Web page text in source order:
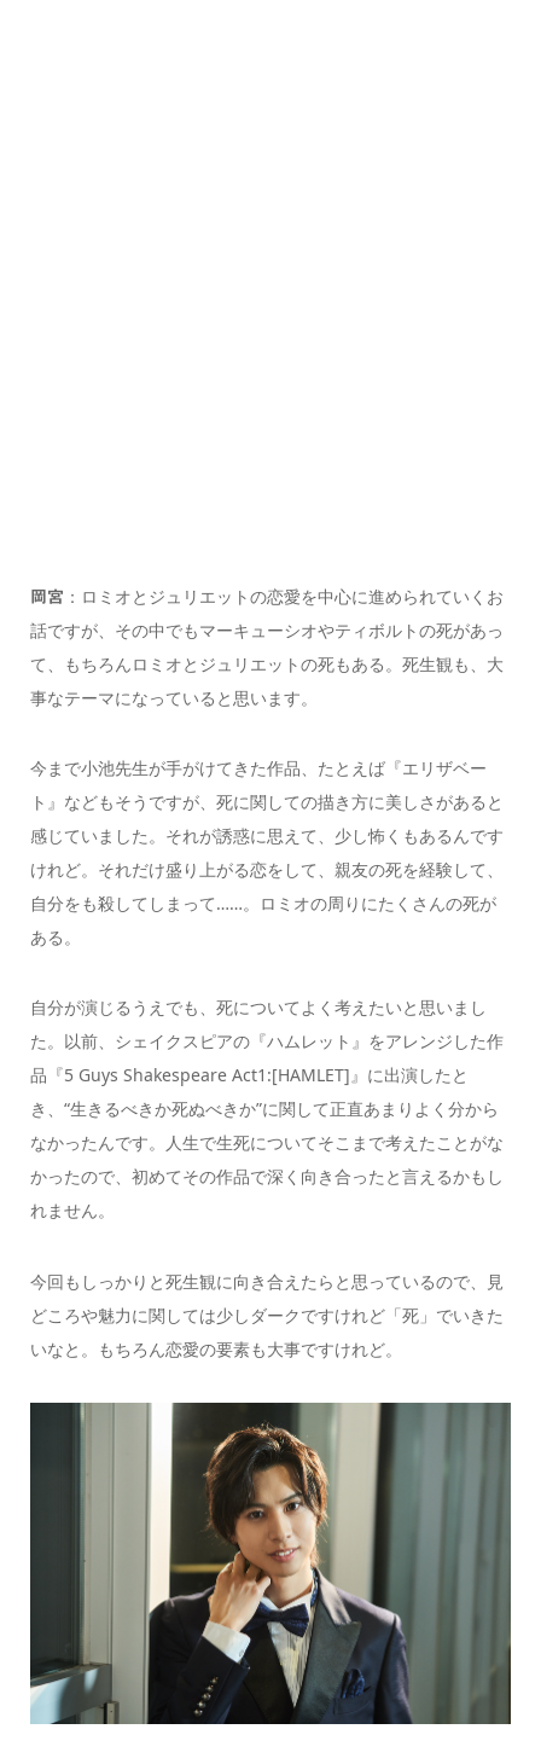
岡宮 ：ロミオとジュリエットの恋愛を中心に進められていくお
話ですが、その中でもマーキューシオやティボルトの死があっ
て、もちろんロミオとジュリエットの死もある。死生観も、大
事なテーマになっていると思います。
今まで小池先生が手がけてきた作品、たとえば『エリザベー
ト』などもそうですが、死に関しての描き方に美しさがあると
感じていました。それが誘惑に思えて、少し怖くもあるんです
けれど。それだけ盛り上がる恋をして、親友の死を経験して、
自分をも殺してしまって……。ロミオの周りにたくさんの死が
ある。
自分が演じるうえでも、死についてよく考えたいと思いまし
た。以前、シェイクスピアの『ハムレット』をアレンジした作
品『5 Guys Shakespeare Act1:[HAMLET]』に出演したと
き、“生きるべきか死ぬべきか”に関して正直あまりよく分から
なかったんです。人生で生死についてそこまで考えたことがな
かったので、初めてその作品で深く向き合ったと言えるかもし
れません。
今回もしっかりと死生観に向き合えたらと思っているので、見
どころや魅力に関しては少しダークですけれど「死」でいきた
いなと。もちろん恋愛の要素も大事ですけれど。